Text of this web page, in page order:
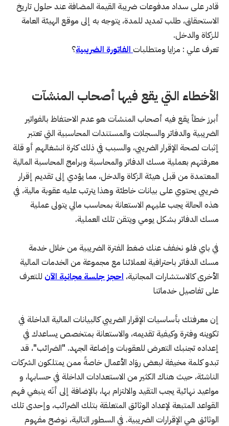
قادر على سداد مدفوعات ضريبة القيمة المضافة عند حلول تاريخ
الاستحقاق، طلب تمديد للمدة، يتوجه به إلى موقع الهيئة العامة
للزكاة والدخل.
تعرف علي : مزايا ومتطلباتالفاتورة الضريبية؟
الأخطاء التي يقع فيها أصحاب المنشآت
أبرز خطأ يقع فيه أصحاب المنشآت هو عدم الاحتفاظ بالفواتير
الضريبية والدفاتر والسجلات والمستندات المحاسبية التي تعتبر
إثبات لصحة الإقرار الضريبي، والسبب في ذلك كثرة انشغالهم أو قلة
معرفتهم بعملية مسك الدفاتر والمحاسبة وبرامج المحاسبة المالية
المعتمدة من قبل هيئة الزكاة والدخل، مما يؤدي إلى تقديم إقرار
ضريبي يحتوي على بيانات خاطئة وهذا يترتب عليه عقوبة مالية، في
هذه الحالة يجب عليهم الاستعانة بمحاسب مالي يتولى عملية
مسك الدفاتر بشكل يومي ويتقن تلك العملية.
في باي فلو نخفف عنك ضغط الفترة الضريبية من خلال خدمة
مسك الدفاتر باحترافية لعملائنا مع مجموعة من الخدمات المالية
الأخرى كالاستشارات المجانية، احجز جلسة مجانية الآن للتعرف
على تفاصيل خدماتنا
إن معرفتك بأساسيات الإقرار الضريبي كالبيانات المالية الداخلة في
تكوينه وفترة وكيفية تقديمه، والاستعانة بمتخصص يساعدك في
إعداده تجنبك التعرض للعقوبات وإضاعة الجهد. "الضرائب"، قد
تبدو كلمة مخيفة لبعض روَاد الأعمال خاصةً ممن يمتلكون الشركات
الناشئة، حيث هناك الكثير من الاستعدادات الداخلة في حسابها، و
مواعيد نهائية يجب التقيد والالتزام بها، بالإضافة إلى أنَه ينبغي فهم
القواعد المتبعة لإعداد الوثائق المتعلقة بتلك الضرائب، وإحدى تلك
الوثائق هي الإقرارات الضريبية. في السطور التالية، نوضح مفهوم